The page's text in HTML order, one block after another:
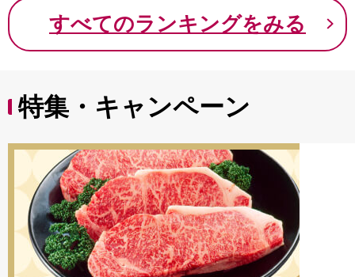
9000円 九千円
すべてのランキングをみる
特集・キャンペーン